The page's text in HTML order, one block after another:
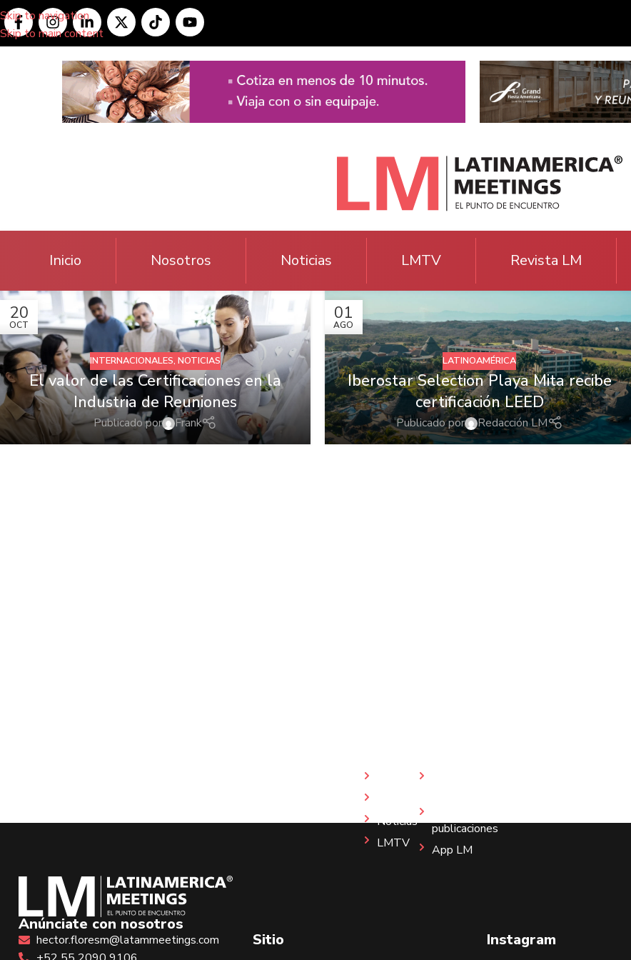
Skip to navigation
Skip to main content
Inicio Nosotros Noticias LMTV Revista LM
20
OCT
INTERNACIONALES, NOTICIAS
El valor de las Certificaciones en la
Industria de Reuniones
Publicado por Frank
01
AGO
LATINOAMÉRICA
Iberostar Selection Playa Mita recibe
certificación LEED
Publicado por Redacción LM
Anúnciate con nosotros
hector.floresm@latammeetings.com
Sitio
Noticias
LMTV
publicaciones
App LM
Instagram